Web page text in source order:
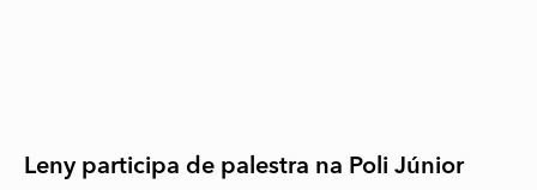
Leny participa de palestra na Poli Júnior